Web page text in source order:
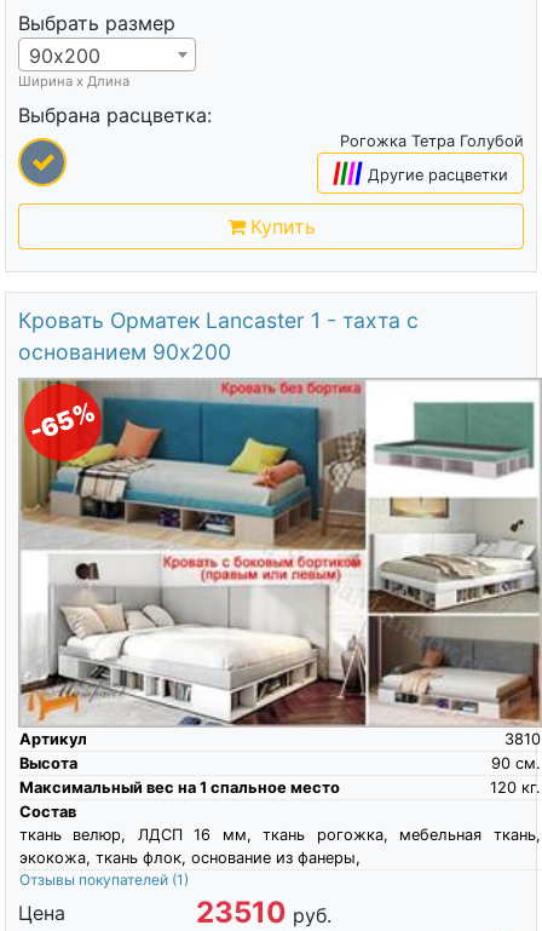
Выбрать размер
90х200
Ширина х Длина
Выбрана расцветка:
Рогожка Тетра Голубой
|||| Другие расцветки
Купить
Кровать Орматек Lancaster 1 - тахта с
основанием 90х200
-65%
Артикул
3810
Высота
см.
90
Максимальный вес на 1 спальное место
кг.
120
Состав
ткань велюр, ЛДСП 16 мм, ткань рогожка, мебельная ткань,
экокожа, ткань флок, основание из фанеры,
Отзывы покупателей (1)
Цена 23510 руб.